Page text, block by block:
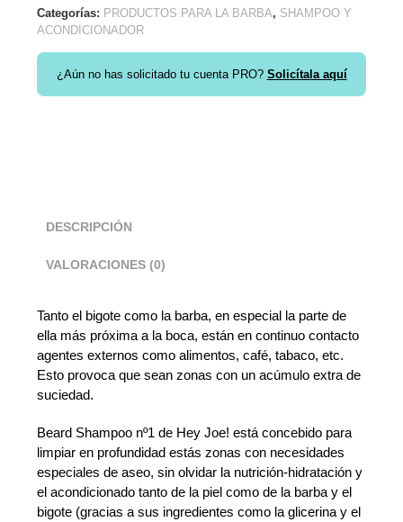
Categorías: PRODUCTOS PARA LA BARBA, SHAMPOO Y
ACONDICIONADOR
¿Aún no has solicitado tu cuenta PRO? Solicítala aquí
DESCRIPCIÓN
VALORACIONES (0)
Tanto el bigote como la barba, en especial la parte de
ella más próxima a la boca, están en continuo contacto
agentes externos como alimentos, café, tabaco, etc.
Esto provoca que sean zonas con un acúmulo extra de
suciedad.
Beard Shampoo nº1 de Hey Joe! está concebido para
limpiar en profundidad estás zonas con necesidades
especiales de aseo, sin olvidar la nutrición-hidratación y
el acondicionado tanto de la piel como de la barba y el
bigote (gracias a sus ingredientes como la glicerina y el